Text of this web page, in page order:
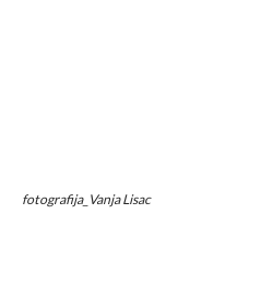
fotografija_Vanja Lisac